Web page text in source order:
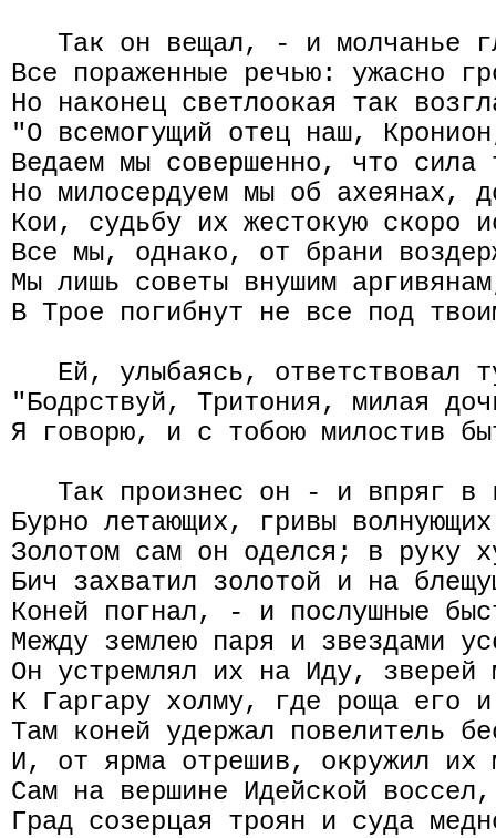
Так он вещал, - и молчанье
Все пораженные речью: ужасно
Но наконец светлоокая так
"О всемогущий отец наш,
Ведаем мы совершенно, что
Но милосердуем мы об ахеянах,
Кои, судьбу их жестокую скоро
Все мы, однако, от брани
Мы лишь советы внушим
В Трое погибнут не все под
Ей, улыбаясь, ответствовал
"Бодрствуй, Тритония, милая
Я говорю, и с тобою милостив
Так произнес он - и впряг
Бурно летающих, гривы
Золотом сам он оделся; в руку
Бич захватил золотой и на
Коней погнал, - и послушные
Между землею паря и звездами
Он устремлял их на Иду, зверей
К Гаргару холму, где роща его
Там коней удержал повелитель
И, от ярма отрешив, окружил
Сам на вершине Идейской
Град созерцая троян и суда